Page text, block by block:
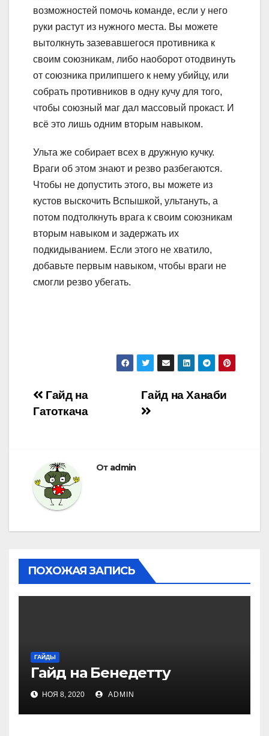
возможностей помочь команде, если у него
руки растут из нужного места. Вы можете
вытолкнуть зазевавшегося противника к
своим союзникам, либо наоборот отодвинуть
от союзника прилипшего к нему убийцу, или
собрать противников в одну кучу для того,
чтобы союзный маг дал массовый прокаст. И
всё это лишь одним вторым навыком.
Ульта же собирает всех в дружную кучку.
Враги об этом знают и резво разбегаются.
Чтобы не допустить этого, вы можете из
кустов выскочить Вспышкой, ультануть, а
потом подтолкнуть врага к своим союзникам
вторым навыком и задержать их
подкидыванием. Если этого не хватило,
добавьте первым навыком, чтобы враги не
смогли резво убегать.
Навигация
Гайд на Ханаби
Гайд на
Гатоткача
От admin
ПОХОЖАЯ ЗАПИСЬ
ГАЙДЫ
Гайд на Бенедетту
НОЯ 8, 2020 ADMIN